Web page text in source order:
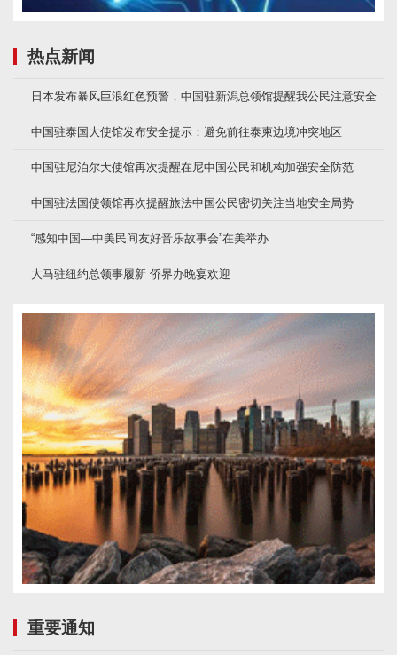
热点新闻
日本发布暴风巨浪红色预警，中国驻新潟总领馆提醒我公民注意安全
中国驻泰国大使馆发布安全提示：避免前往泰柬边境冲突地区
中国驻尼泊尔大使馆再次提醒在尼中国公民和机构加强安全防范
中国驻法国使领馆再次提醒旅法中国公民密切关注当地安全局势
“感知中国—中美民间友好音乐故事会”在美举办
大马驻纽约总领事履新 侨界办晚宴欢迎
重要通知